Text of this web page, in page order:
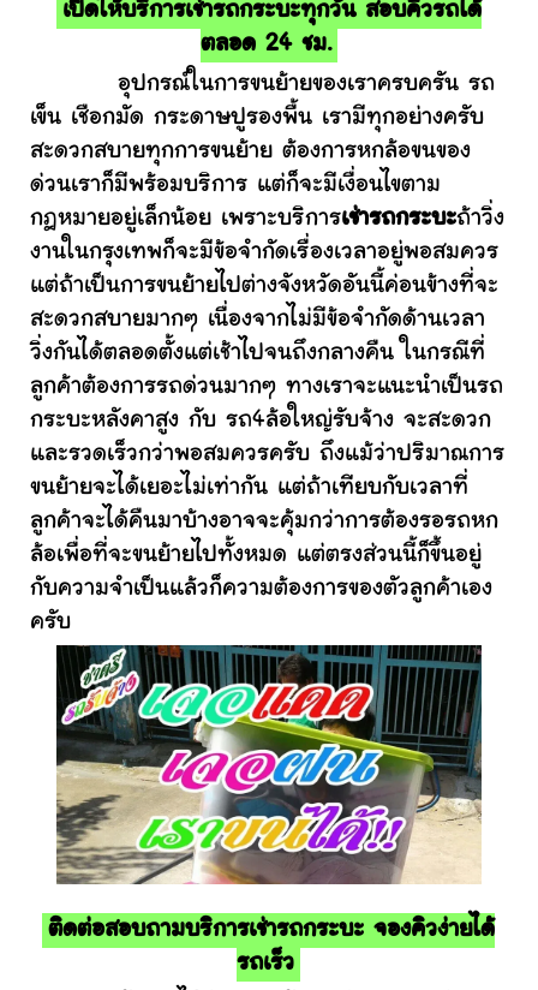
เปิดให้บริการเช่ารถกระบะทุกวัน สอบคิวรถได้
ตลอด 24 ชม.
อุปกรณ์ในการขนย้ายของเราครบครัน รถ
เข็น เชือกมัด กระดาษปูรองพื้น เรามีทุกอย่างครับ
สะดวกสบายทุกการขนย้าย ต้องการหกล้อขนของ
ด่วนเราก็มีพร้อมบริการ แต่ก็จะมีเงื่อนไขตาม
กฎหมายอยู่เล็กน้อย เพราะบริการเช่ารถกระบะถ้าวิ่ง
งานในกรุงเทพก็จะมีข้อจำกัดเรื่องเวลาอยู่พอสมควร
แต่ถ้าเป็นการขนย้ายไปต่างจังหวัดอันนี้ค่อนข้างที่จะ
สะดวกสบายมากๆ เนื่องจากไม่มีข้อจำกัดด้านเวลา
วิ่งกันได้ตลอดตั้งแต่เช้าไปจนถึงกลางคืน ในกรณีที่
ลูกค้าต้องการรถด่วนมากๆ ทางเราจะแนะนำเป็นรถ
กระบะหลังคาสูง กับ รถ4ล้อใหญ่รับจ้าง จะสะดวก
และรวดเร็วกว่าพอสมควรครับ ถึงแม้ว่าปริมาณการ
ขนย้ายจะได้เยอะไม่เท่ากัน แต่ถ้าเทียบกับเวลาที่
ลูกค้าจะได้คืนมาบ้างอาจจะคุ้มกว่าการต้องรอรถหก
ล้อเพื่อที่จะขนย้ายไปทั้งหมด แต่ตรงส่วนนี้ก็ขึ้นอยู่
กับความจำเป็นแล้วก็ความต้องการของตัวลูกค้าเอง
ครับ
ติดต่อสอบถามบริการเช่ารถกระบะ จองคิวง่ายได้
รถเร็ว